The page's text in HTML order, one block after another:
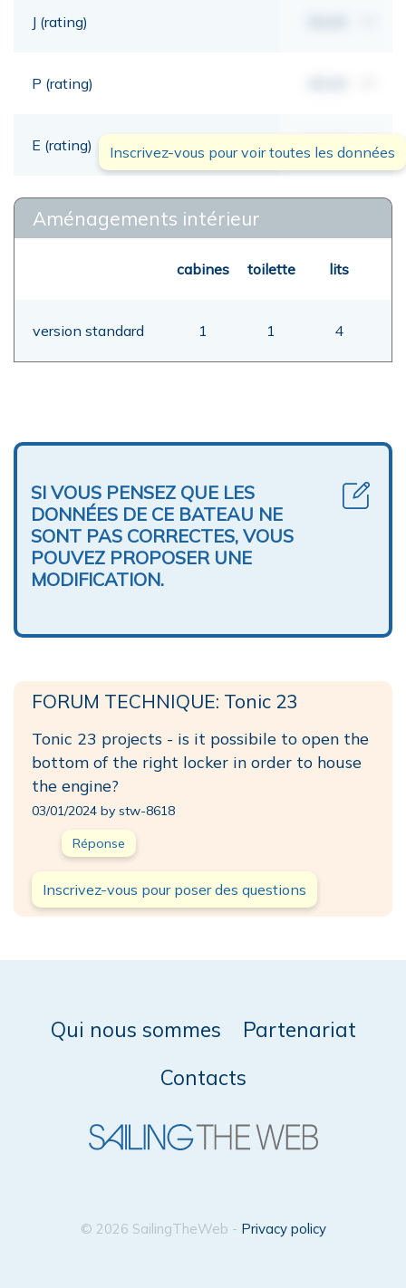
J (rating)
P (rating)
E (rating) 00,00
Inscrivez-vous pour voir toutes les données
Aménagements intérieur
cabines toilette lits
version standard 1 1 4
SI VOUS PENSEZ QUE LES
DONNÉES DE CE BATEAU NE
SONT PAS CORRECTES, VOUS
POUVEZ PROPOSER UNE
MODIFICATION.
FORUM TECHNIQUE: Tonic 23
Tonic 23 projects - is it possibile to open the
bottom of the right locker in order to house
the engine?
03/01/2024 by stw-8618
Réponse
Inscrivez-vous pour poser des questions
Qui nous sommes
Partenariat
Contacts
© 2026 SailingTheWeb - Privacy policy